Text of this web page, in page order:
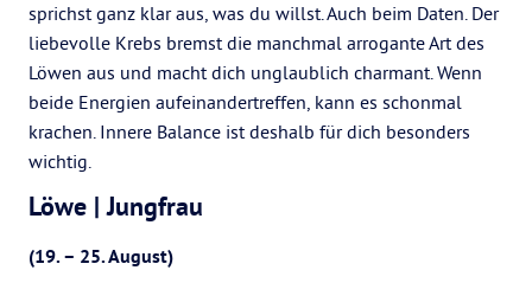
sprichst ganz klar aus, was du willst. Auch beim Daten. Der
liebevolle Krebs bremst die manchmal arrogante Art des
Löwen aus und macht dich unglaublich charmant. Wenn
beide Energien aufeinandertreffen, kann es schonmal
krachen. Innere Balance ist deshalb für dich besonders
wichtig.
Löwe | Jungfrau
(19. – 25. August)